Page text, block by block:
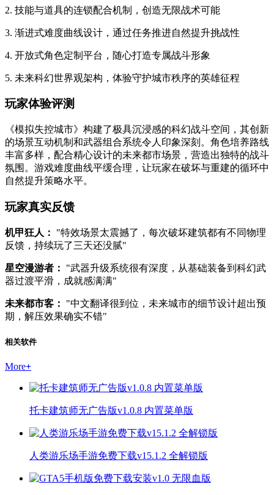
2. 技能与道具的连锁配合机制，创造无限战术可能
3. 渐进式难度曲线设计，通过任务推进自然提升挑战性
4. 开放式角色定制平台，随心打造专属战斗形象
5. 未来科幻世界观架构，体验守护城市秩序的英雄征程
玩家体验评测
《模拟失控城市》构建了极具沉浸感的科幻战斗空间，其创新
的场景互动机制和武器组合系统令人印象深刻。角色培养路线
丰富多样，配合精心设计的未来都市场景，营造出独特的战斗
氛围。游戏难度曲线平缓合理，让玩家在破坏与重建的循环中
自然提升策略水平。
玩家真实反馈
机甲狂人：
"特效场景太震撼了，每次破坏建筑都有不同物理
反馈，持续玩了三天还没腻"
星空漫游者：
"武器升级系统很有深度，从基础装备到科幻武
器过渡平滑，成就感满满"
未来都市客：
"中文翻译很到位，未来城市的细节设计超出预
期，解压效果确实不错"
相关软件
More+
托卡建筑师无广告版v1.0.8 内置菜单版
人类游乐场手游免费下载v15.1.2 全解锁版